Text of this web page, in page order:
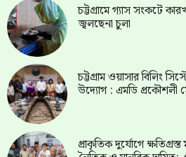
চট্টগ্রামে গ্যাস সংকটে
জ্বলছেনা চুলা
চট্টগ্রাম ওয়াসার বিলিং
উদ্যোগ : এমডি
প্রাকৃতিক দুর্যোগে